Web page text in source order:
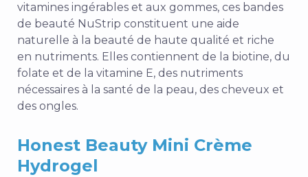
vitamines ingérables et aux gommes, ces bandes
de beauté NuStrip constituent une aide
naturelle à la beauté de haute qualité et riche
en nutriments. Elles contiennent de la biotine, du
folate et de la vitamine E, des nutriments
nécessaires à la santé de la peau, des cheveux et
des ongles.
Honest Beauty Mini Crème
Hydrogel